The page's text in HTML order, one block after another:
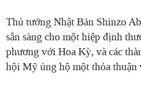
Thủ tướng Nhật Bản Shinzo
sẵn sàng cho một hiệp định
phương với Hoa Kỳ, và các
hội Mỹ ủng hộ một thỏa thuận